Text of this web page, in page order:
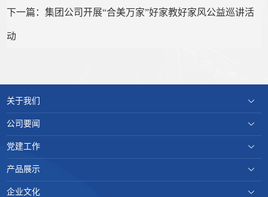
下一篇：集团公司开展“合美万家”好家教好家风公益巡讲活
动
关于我们
公司要闻
党建工作
产品展示
企业文化